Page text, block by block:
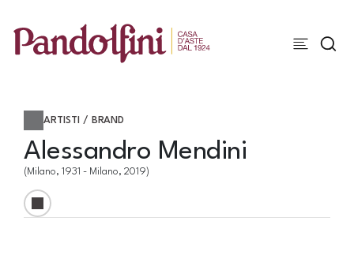
ARTISTI / BRAND
Alessandro Mendini
(Milano, 1931 - Milano, 2019)